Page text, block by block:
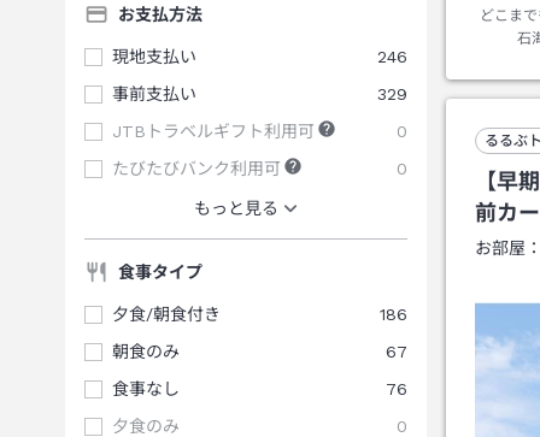
お支払方法
現地支払い
246
事前支払い
329
JTBトラベルギフト利用可
0
たびたびバンク利用可
0
もっと見る
食事タイプ
夕食/朝食付き
186
朝食のみ
67
食事なし
76
夕食のみ
0
どこま
石
るるぶ
【早
前カ
お部屋：